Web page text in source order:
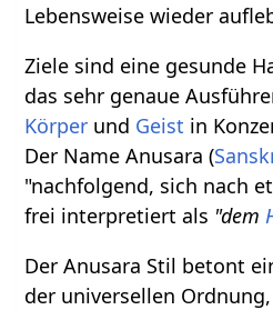
Lebensweise wieder
Ziele sind eine gesunde
das sehr genaue
Körper und Geist in
Der Name Anusara (
"nachfolgend, sich nach
frei interpretiert als "dem
Der Anusara Stil betont
der universellen